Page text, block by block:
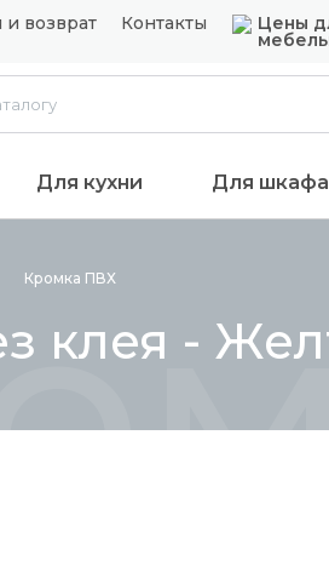
и возврат Контакты Цены
Для кухни Для шкафа
Кромка ПВХ
клея -